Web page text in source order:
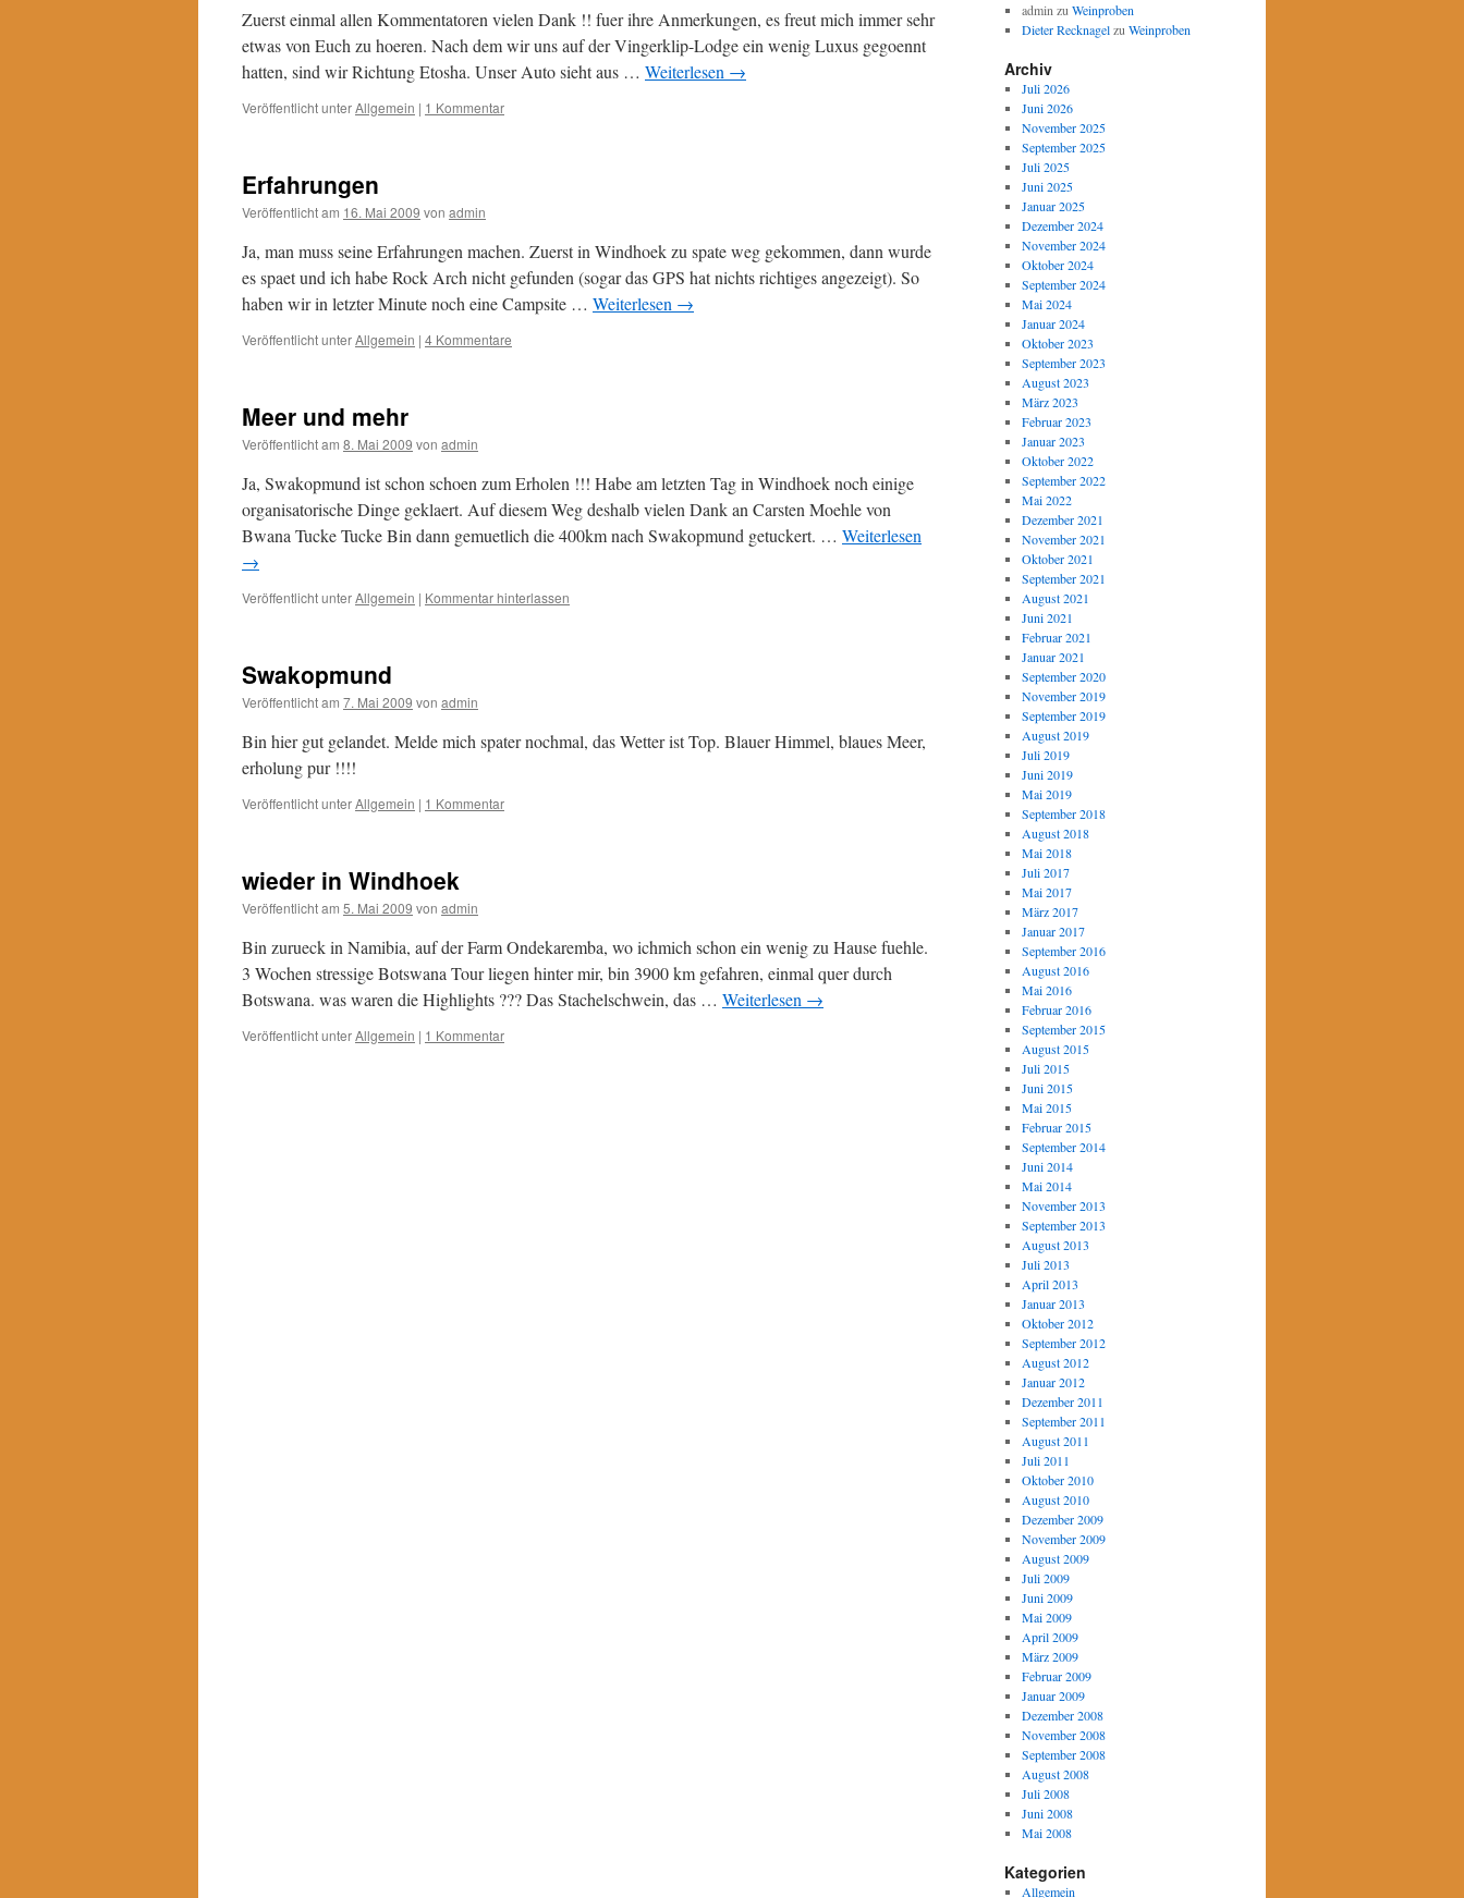
Zuerst einmal allen Kommentatoren vielen Dank !! fuer ihre Anmerkungen, es freut mich immer sehr
etwas von Euch zu hoeren. Nach dem wir uns auf der Vingerklip-Lodge ein wenig Luxus gegoennt
hatten, sind wir Richtung Etosha. Unser Auto sieht aus … Weiterlesen →
Veröffentlicht unterAllgemein | 1 Kommentar
Erfahrungen
Veröffentlicht am 16. Mai 2009 von admin
Ja, man muss seine Erfahrungen machen. Zuerst in Windhoek zu spate weg gekommen, dann wurde
es spaet und ich habe Rock Arch nicht gefunden (sogar das GPS hat nichts richtiges angezeigt). So
haben wir in letzter Minute noch eine Campsite … Weiterlesen →
Veröffentlicht unterAllgemein | 4 Kommentare
Meer und mehr
Veröffentlicht am 8. Mai 2009 von admin
Ja, Swakopmund ist schon schoen zum Erholen !!! Habe am letzten Tag in Windhoek noch einige
organisatorische Dinge geklaert. Auf diesem Weg deshalb vielen Dank an Carsten Moehle von
Bwana Tucke Tucke Bin dann gemuetlich die 400km nach Swakopmund getuckert. … Weiterlesen
→
Veröffentlicht unterAllgemein | Kommentar hinterlassen
Swakopmund
Veröffentlicht am 7. Mai 2009 von admin
Bin hier gut gelandet. Melde mich spater nochmal, das Wetter ist Top. Blauer Himmel, blaues Meer,
erholung pur !!!!
Veröffentlicht unterAllgemein | 1 Kommentar
wieder in Windhoek
Veröffentlicht am 5. Mai 2009 von admin
Bin zurueck in Namibia, auf der Farm Ondekaremba, wo ichmich schon ein wenig zu Hause fuehle.
3 Wochen stressige Botswana Tour liegen hinter mir, bin 3900 km gefahren, einmal quer durch
Botswana. was waren die Highlights ??? Das Stachelschwein, das … Weiterlesen →
Veröffentlicht unterAllgemein | 1 Kommentar
admin zu Weinproben
Dieter Recknagelzu Weinproben
Archiv
Juli 2026
Juni 2026
November 2025
September 2025
Juli 2025
Juni 2025
Januar 2025
Dezember 2024
November 2024
Oktober 2024
September 2024
Mai 2024
Januar 2024
Oktober 2023
September 2023
August 2023
März 2023
Februar 2023
Januar 2023
Oktober 2022
September 2022
Mai 2022
Dezember 2021
November 2021
Oktober 2021
September 2021
August 2021
Juni 2021
Februar 2021
Januar 2021
September 2020
November 2019
September 2019
August 2019
Juli 2019
Juni 2019
Mai 2019
September 2018
August 2018
Mai 2018
Juli 2017
Mai 2017
März 2017
Januar 2017
September 2016
August 2016
Mai 2016
Februar 2016
September 2015
August 2015
Juli 2015
Juni 2015
Mai 2015
Februar 2015
September 2014
Juni 2014
Mai 2014
November 2013
September 2013
August 2013
Juli 2013
April 2013
Januar 2013
Oktober 2012
September 2012
August 2012
Januar 2012
Dezember 2011
September 2011
August 2011
Juli 2011
Oktober 2010
August 2010
Dezember 2009
November 2009
August 2009
Juli 2009
Juni 2009
Mai 2009
April 2009
März 2009
Februar 2009
Januar 2009
Dezember 2008
November 2008
September 2008
August 2008
Juli 2008
Juni 2008
Mai 2008
Kategorien
Allgemein